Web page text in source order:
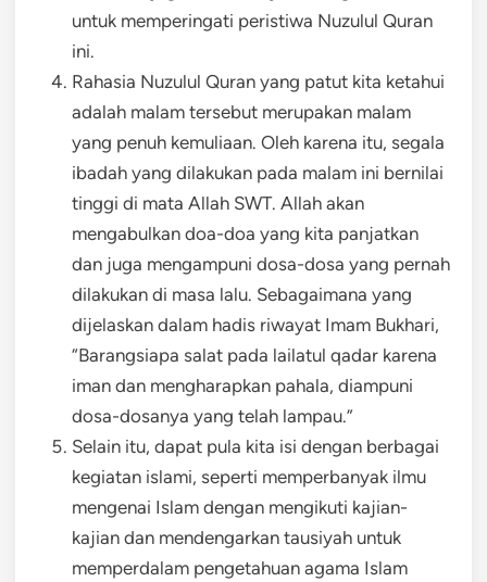
untuk memperingati peristiwa Nuzulul Quran
ini.
Rahasia Nuzulul Quran yang patut kita ketahui
adalah malam tersebut merupakan malam
yang penuh kemuliaan. Oleh karena itu, segala
ibadah yang dilakukan pada malam ini bernilai
tinggi di mata Allah SWT. Allah akan
mengabulkan doa-doa yang kita panjatkan
dan juga mengampuni dosa-dosa yang pernah
dilakukan di masa lalu. Sebagaimana yang
dijelaskan dalam hadis riwayat Imam Bukhari,
“Barangsiapa salat pada lailatul qadar karena
iman dan mengharapkan pahala, diampuni
dosa-dosanya yang telah lampau.”
Selain itu, dapat pula kita isi dengan berbagai
kegiatan islami, seperti memperbanyak ilmu
mengenai Islam dengan mengikuti kajian-
kajian dan mendengarkan tausiyah untuk
memperdalam pengetahuan agama Islam